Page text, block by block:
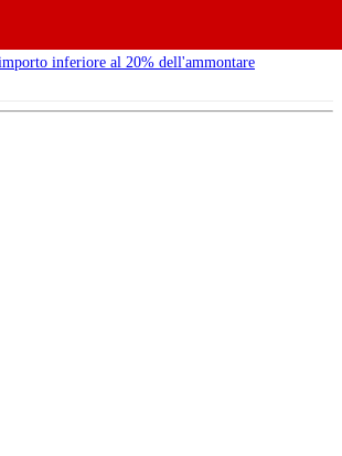
inferiore al 20% dell'ammontare